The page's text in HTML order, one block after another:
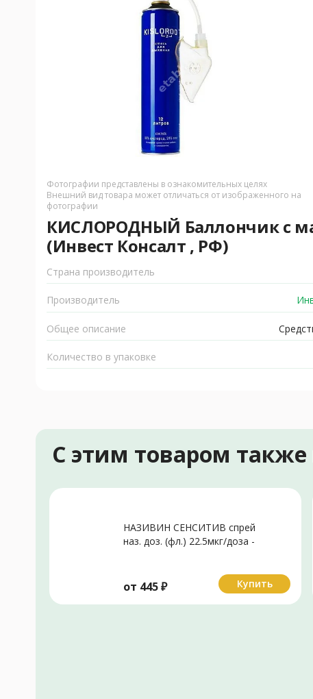
Фотографии представлены в ознакомительных целях
Внешний вид товара может отличаться от изображенного на
фотографии
КИСЛОРОДНЫЙ Баллончик с
(Инвест Консалт , РФ)
Страна производитель
Производитель
Общее описание
Количество в упаковке
С этим товаром
НАЗИВИН СЕНСИТИВ спрей
наз. доз. (фл.) 22.5мкг/доза -
от 445₽ Купить